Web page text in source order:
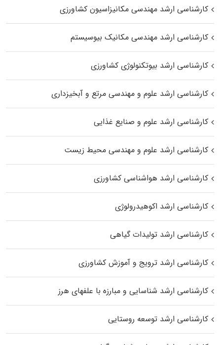
کارشناسی ارشد مهندسی مکانیزاسیون کشاورزی
کارشناسی ارشد مهندسی مکانیک بیوسیستم
کارشناسی ارشد بیوتکنولوژی کشاورزی
کارشناسی ارشد علوم و مهندسی مرتع و آبخیزداری
کارشناسی ارشد علوم و صنایع غذایی
کارشناسی ارشد علوم و مهندسی محیط زیست
کارشناسی ارشد هواشناسی کشاورزی
کارشناسی ارشد اکوهیدرولوژی
کارشناسی ارشد تولیدات گیاهی
کارشناسی ارشد ترویج و آموزش کشاورزی
کارشناسی ارشد شناسایی و مبارزه با علفهای هرز
کارشناسی ارشد توسعه روستایی